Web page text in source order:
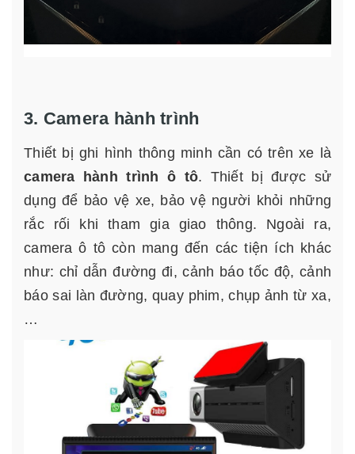
3. Camera hành trình
Thiết bị ghi hình thông minh cần có trên xe là
camera hành trình ô tô. Thiết bị được sử
dụng để bảo vệ xe, bảo vệ người khỏi những
rắc rối khi tham gia giao thông. Ngoài ra,
camera ô tô còn mang đến các tiện ích khác
như: chỉ dẫn đường đi, cảnh báo tốc độ, cảnh
báo sai làn đường, quay phim, chụp ảnh từ xa,
…